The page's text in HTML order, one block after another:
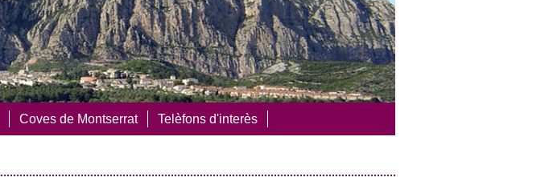
Coves de Montserrat Telèfons d'interès